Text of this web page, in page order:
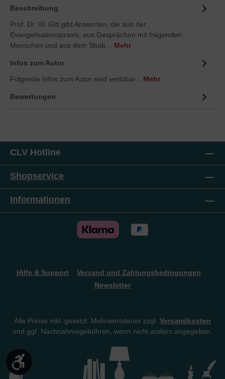
Beschreibung
Prof. Dr. W. Gitt gibt Antworten, die aus der
Evangelisationspraxis, aus Gesprächen mit fragenden
Menschen und aus dem Studi… Mehr
Infos zum Autor
Folgende Infos zum Autor sind verfübar... Mehr
Bewertungen
CLV Hotline
Shopservice
Informationen
Hilfe & Support
Versand und Zahlungsbedingungen
Newsletter
Alle Preise inkl. gesetzl. Mehrwertsteuer zzgl. Versandkosten
und ggf. Nachnahmegebühren, wenn nicht anders angegeben.
Werkzeugleiste anzeigen